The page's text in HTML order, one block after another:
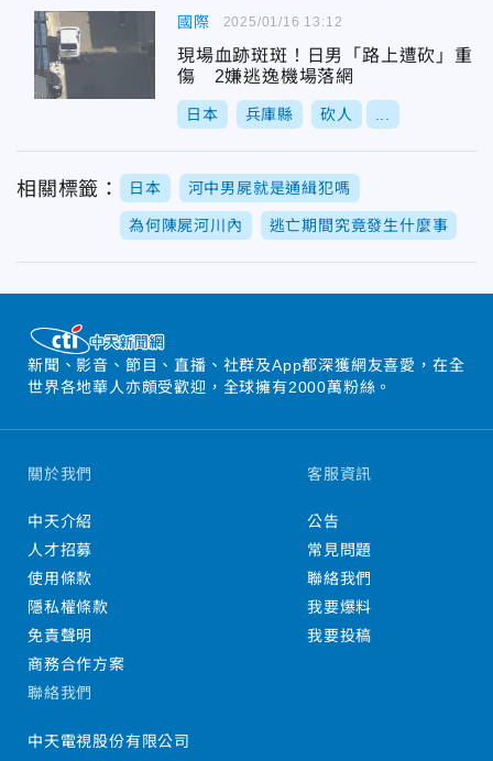
國際
現場血跡斑斑！日男「路上遭砍」重
傷 2嫌逃逸機場落網
日本 兵庫縣 砍人
2025/01/16 13:12
相關標籤： 日本 河中男屍就是通緝犯嗎
為何陳屍河川內 逃亡期間究竟發生什麼事
新聞、影音、節目、直播、社群及App都深獲網友喜愛，在全
世界各地華人亦頗受歡迎，全球擁有2000萬粉絲。
關於我們
中天介紹
人才招募
使用條款
隱私權條款
免責聲明
商務合作方案
客服資訊
公告
常見問題
聯絡我們
我要爆料
我要投稿
聯絡我們
中天電視股份有限公司